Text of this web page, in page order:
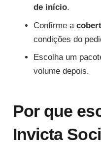
de início.
Confirme a
condições do
Escolha um
volume depois.
Por que
Invicta